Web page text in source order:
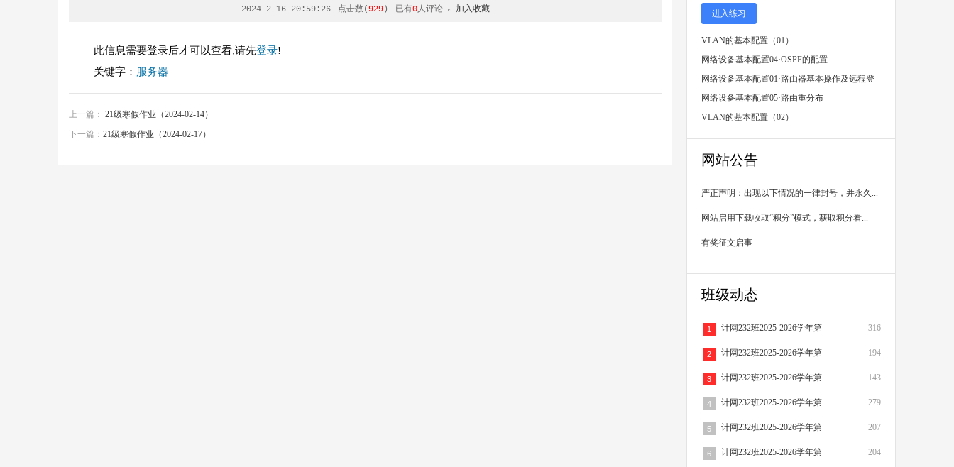
2024-2-16 20:59:26 点击数(929) 已有0人评论 加入收藏
此信息需要登录后才可以查看,请先登录!
关键字： 服务器
上一篇： 21级寒假作业（2024-02-14）
下一篇： 21级寒假作业（2024-02-17）
进入练习
VLAN的基本配置（01）
网络设备基本配置04·OSPF的配置
网络设备基本配置01·路由器基本操作及远程登
录配置
网络设备基本配置05·路由重分布
VLAN的基本配置（02）
网站公告
严正声明：出现以下情况的一律封号，并永久...
网站启用下载收取“积分”模式，获取积分看...
有奖征文启事
班级动态
316
1 计网232班2025-2026学年第
194
2 计网232班2025-2026学年第
143
3 计网232班2025-2026学年第
279
4 计网232班2025-2026学年第
207
5 计网232班2025-2026学年第
204
6 计网232班2025-2026学年第